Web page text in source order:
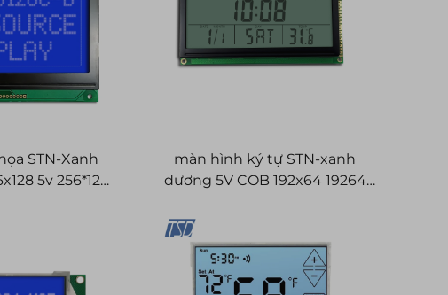
STN-Xanh
5v 256*128
màn hình ký tự STN-xanh
dương 5V COB 192x64 19264